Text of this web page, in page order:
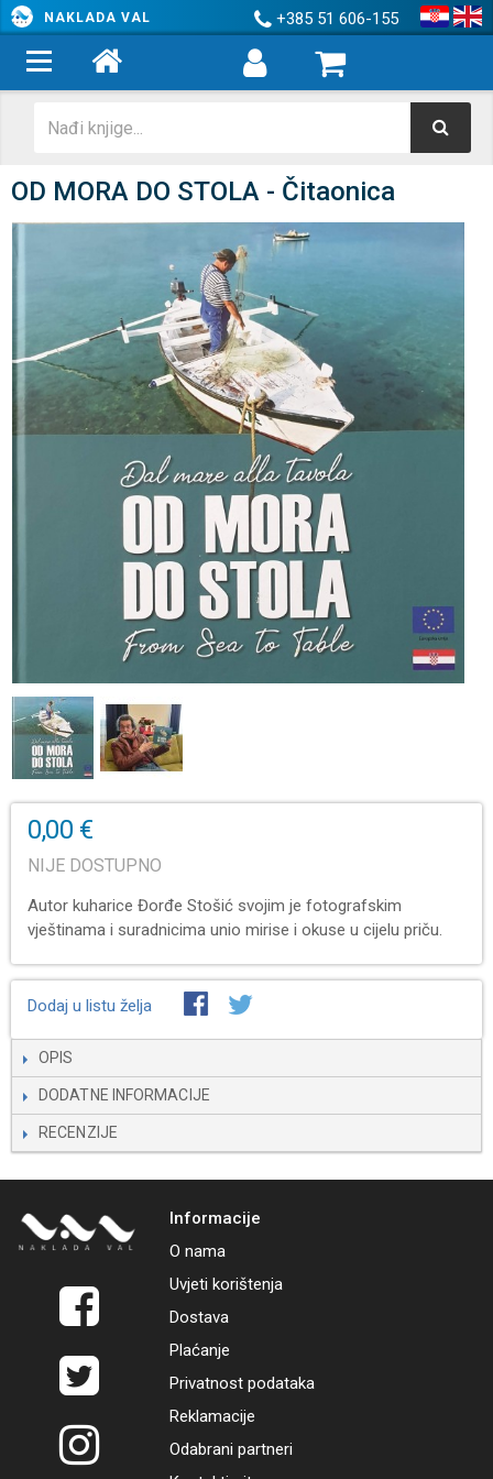
NAKLADA VAL +385 51 606-155
OD MORA DO STOLA - Čitaonica
0,00 €
NIJE DOSTUPNO
Autor kuharice Đorđe Stošić svojim je fotografskim
vještinama i suradnicima unio mirise i okuse u cijelu priču.
Dodaj u listu želja
OPIS
DODATNE INFORMACIJE
RECENZIJE
Informacije
O nama
Uvjeti korištenja
Dostava
Plaćanje
Privatnost podataka
Reklamacije
Odabrani partneri